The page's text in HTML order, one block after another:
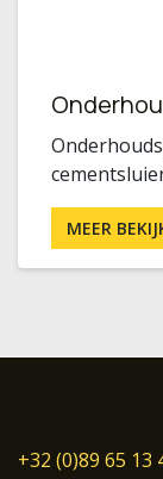
MEER
+32 (0)89 65 13